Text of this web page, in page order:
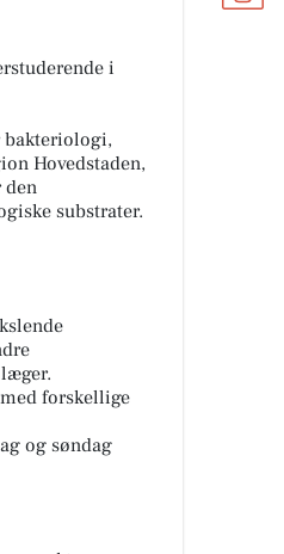
i
Hovedstaden,
den
substrater.
forskellige
og søndag